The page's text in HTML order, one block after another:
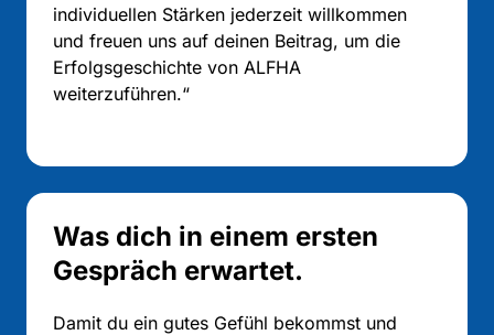
individuellen Stärken jederzeit
und freuen uns auf deinen Beitrag, um
Erfolgsgeschichte von
weiterzuführen.“
Was dich in einem ersten
Gespräch erwartet.
Damit du ein gutes Gefühl bekommst und